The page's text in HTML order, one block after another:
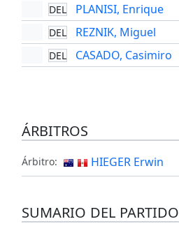
DEL PLANISI, Enrique
DEL REZNIK, Miguel
DEL CASADO, Casimiro
ÁRBITROS
Árbitro: HIEGER Erwin
SUMARIO DEL PARTIDO